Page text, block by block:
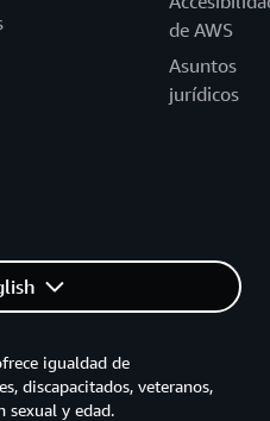
de AWS
Asuntos
jurídicos
igualdad de
discapacitados, veteranos,
sexual y edad.